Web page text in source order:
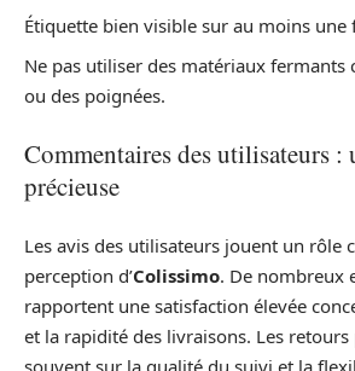
Étiquette bien visible sur au moins une
Ne pas utiliser des matériaux fermants
ou des poignées.
Commentaires des utilisateurs :
précieuse
Les avis des utilisateurs jouent un rôle
perception d’Colissimo. De nombreux
rapportent une satisfaction élevée
et la rapidité des livraisons. Les
souvent sur la qualité du suivi et la